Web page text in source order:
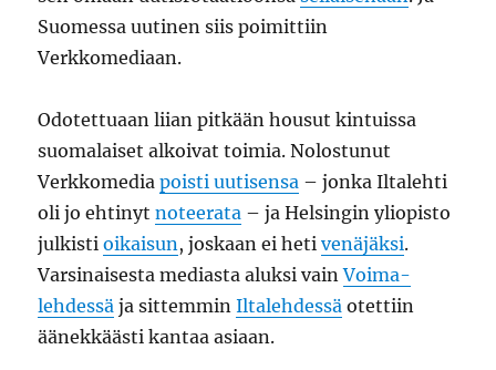
Suomessa uutinen siis poimittiin
Verkkomediaan.
Odotettuaan liian pitkään housut kintuissa
suomalaiset alkoivat toimia. Nolostunut
Verkkomediapoisti uutisensa – jonka Iltalehti
oli jo ehtinytnoteerata – ja Helsingin yliopisto
julkistioikaisun, joskaan ei hetivenäjäksi.
Varsinaisesta mediasta aluksi vainVoima-
lehdessä ja sittemminIltalehdessä otettiin
äänekkäästi kantaa asiaan.